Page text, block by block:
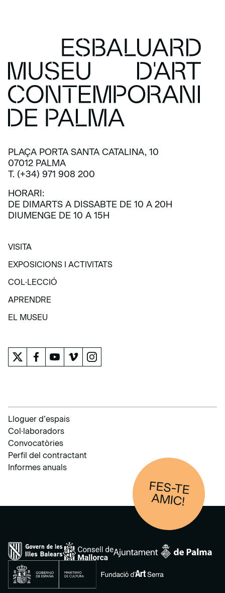
PLAÇA PORTA SANTA CATALINA, 10
07012 PALMA
T. (+34) 971 908 200
HORARI:
DE DIMARTS A DISSABTE DE 10 A 20H
DIUMENGE DE 10 A 15H
VISITA
VISITA
EXPOSICIONS I ACTIVITATS
EXPOSICIONS I ACTIVITATS
COL·LECCIÓ
COL·LECCIÓ
APRENDRE
APRENDRE
EL MUSEU
Lloguer d’espais
Col·laboradors
Convocatòries
Perfil del contractant
Informes anuals
FES-TE
AM
IC!